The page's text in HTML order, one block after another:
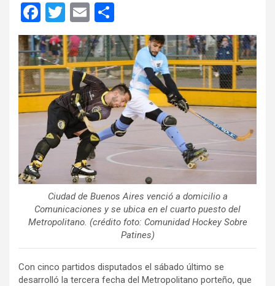
F
a
ce
b
o
o
k
T
wi
tt
er
E
m
ail
o
m
p
ar
tir
Ciudad de Buenos Aires venció a domicilio a
Comunicaciones y se ubica en el cuarto puesto del
Metropolitano. (crédito foto: Comunidad Hockey Sobre
Patines)
Con cinco partidos disputados el sábado último se
desarrolló la tercera fecha del Metropolitano porteño, que